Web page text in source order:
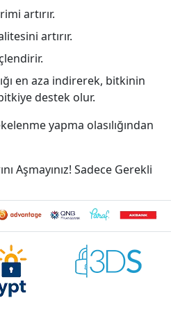
artırır.
artırır.
en aza indirerek, bitkinin
destek olur.
yapma olasılığından
Aşmayınız! Sadece Gerekli